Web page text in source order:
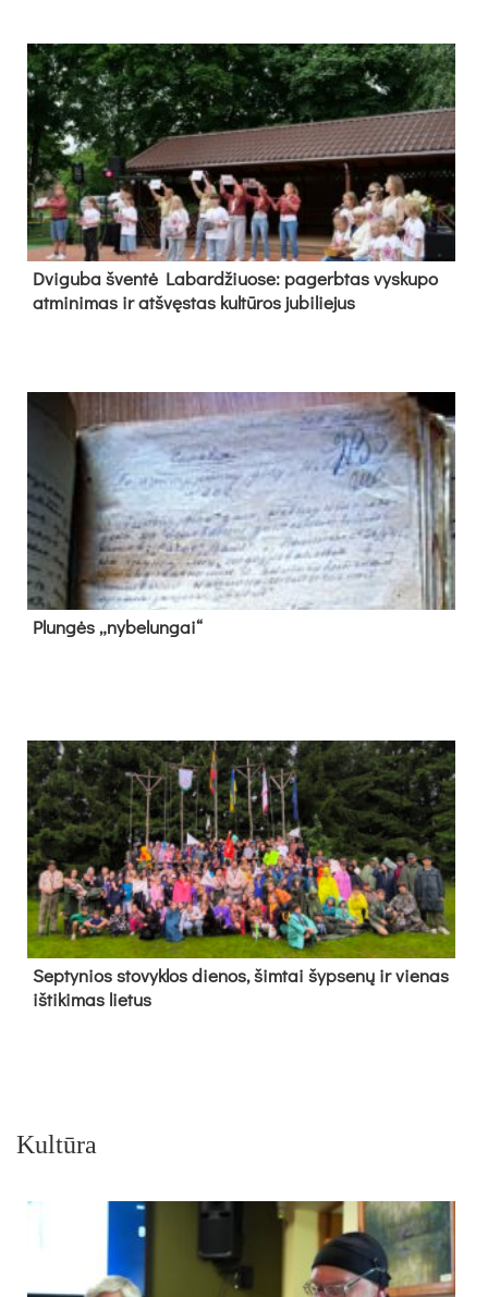
Dvi­gu­ba šven­tė La­bar­džiuo­se: pa­gerb­tas vys­ku­po
at­mi­ni­mas ir at­švęs­tas kul­tū­ros ju­bi­lie­jus
Plun­gės „ny­be­lun­gai“
Sep­ty­nios sto­vyk­los die­nos, šim­tai šyp­se­nų ir vie­nas
iš­ti­ki­mas lie­tus
Kultūra